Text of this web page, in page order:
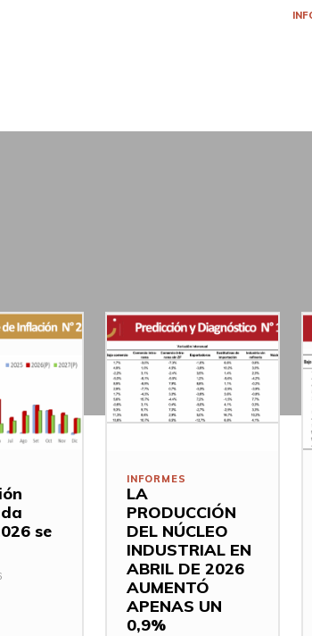
se
INFORMES
LA
PRODUCCIÓN
DEL NÚCLEO
INDUSTRIAL EN
ABRIL DE 2026
AUMENTÓ
APENAS UN
0,9%